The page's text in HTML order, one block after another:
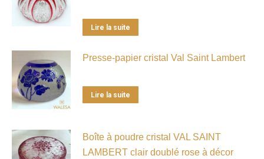
Lire la suite
Presse-papier cristal Val Saint Lambert
Lire la suite
Boîte à poudre cristal VAL SAINT
LAMBERT clair doublé rose à décor